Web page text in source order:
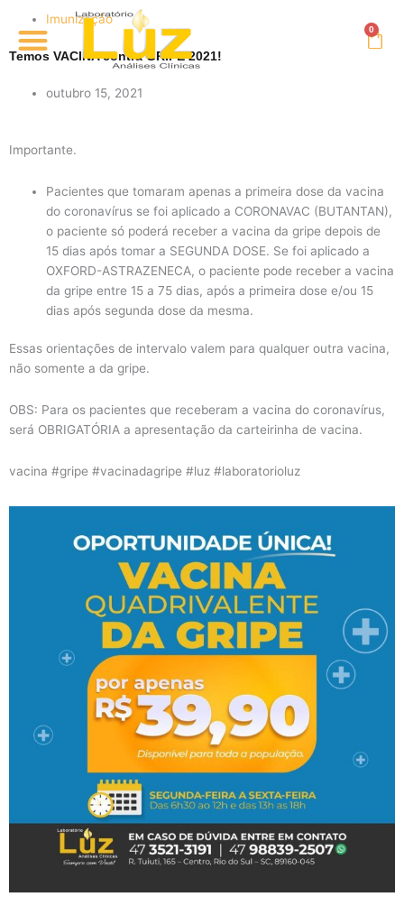
para Menu
Imunização
Temos VACINA contra GRIPE 2021!
outubro 15, 2021
Importante.
Pacientes que tomaram apenas a primeira dose da vacina
do coronavírus se foi aplicado a CORONAVAC (BUTANTAN),
o paciente só poderá receber a vacina da gripe depois de
15 dias após tomar a SEGUNDA DOSE. Se foi aplicado a
OXFORD-ASTRAZENECA, o paciente pode receber a vacina
da gripe entre 15 a 75 dias, após a primeira dose e/ou 15
dias após segunda dose da mesma.
Essas orientações de intervalo valem para qualquer outra vacina,
não somente a da gripe.
OBS: Para os pacientes que receberam a vacina do coronavírus,
será OBRIGATÓRIA a apresentação da carteirinha de vacina.
vacina #gripe #vacinadagripe #luz #laboratorioluz